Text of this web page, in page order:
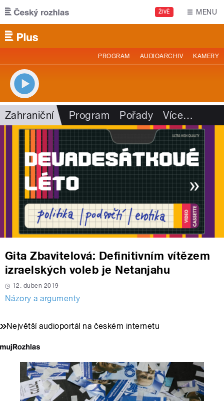
Přejít k hlavnímu obsahu
ŽIVĚ MENU
PROGRAM AUDIOARCHIV KAMERY
Zahraniční Program Pořady Více…
Gita Zbavitelová: Definitivním vítězem
izraelských voleb je Netanjahu
12. duben 2019
Názory a argumenty
Největší audioportál na českém internetu